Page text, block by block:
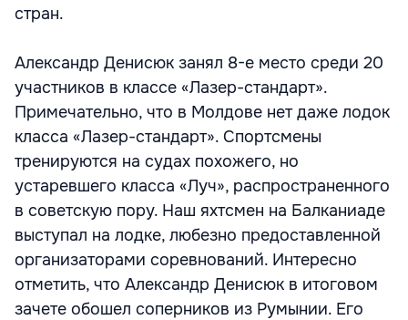
стран.
Александр Денисюк занял 8-е место среди 20
участников в классе «Лазер-стандарт».
Примечательно, что в Молдове нет даже лодок
класса «Лазер-стандарт». Спортсмены
тренируются на судах похожего, но
устаревшего класса «Луч», распространенного
в советскую пору. Наш яхтсмен на Балканиаде
выступал на лодке, любезно предоставленной
организаторами соревнований. Интересно
отметить, что Александр Денисюк в итоговом
зачете обошел соперников из Румынии. Его